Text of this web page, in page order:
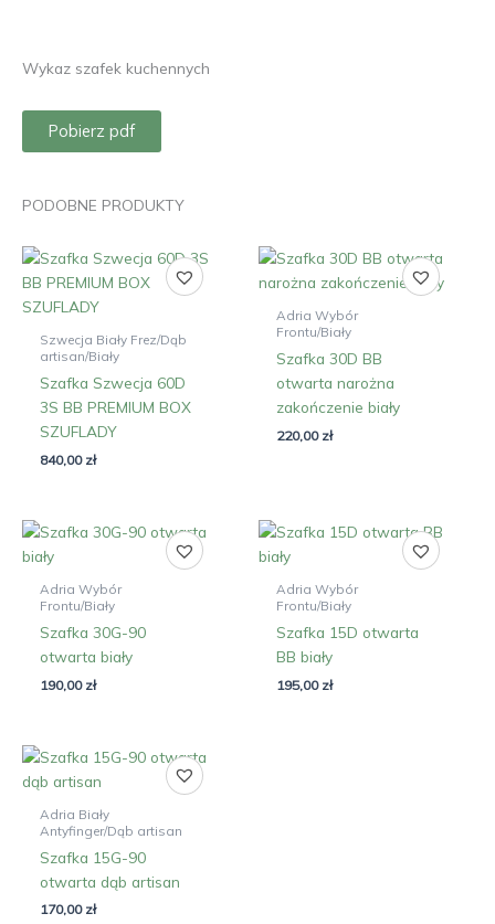
Wykaz szafek kuchennych
Pobierz pdf
PODOBNE PRODUKTY
Szwecja Biały Frez/Dąb
artisan/Biały
Szafka Szwecja 60D
3S BB PREMIUM BOX
SZUFLADY
840,00 zł
Adria Wybór
Frontu/Biały
Szafka 30D BB
otwarta narożna
zakończenie biały
220,00 zł
Adria Wybór
Frontu/Biały
Szafka 30G-90
otwarta biały
190,00 zł
Adria Wybór
Frontu/Biały
Szafka 15D otwarta
BB biały
195,00 zł
Adria Biały
Antyfinger/Dąb artisan
Szafka 15G-90
otwarta dąb artisan
170,00 zł